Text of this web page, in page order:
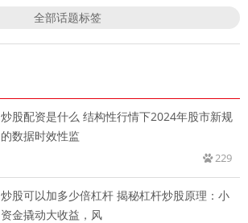
全部话题标签
炒股配资是什么 结构性行情下2024年股市新规
的数据时效性监
229
炒股可以加多少倍杠杆 揭秘杠杆炒股原理：小
资金撬动大收益，风